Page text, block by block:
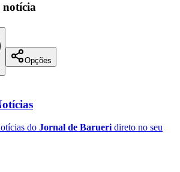
notícia
Opções
do Jornal de Barueri direto no seu